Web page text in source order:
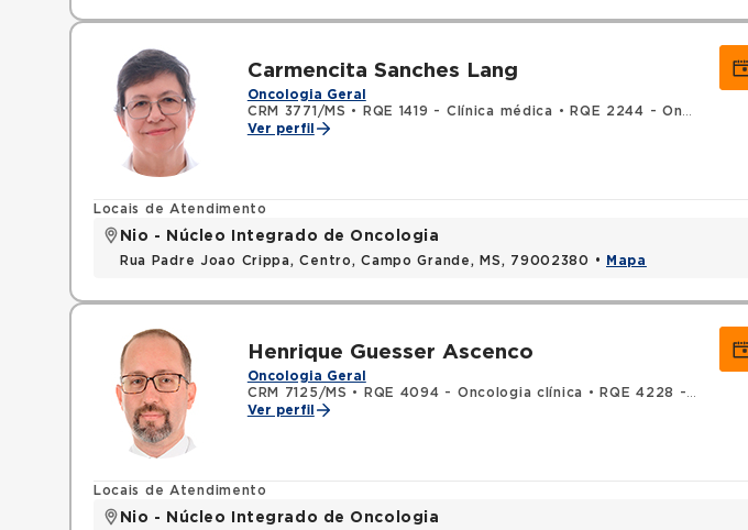
Carmencita Sanches Lang
Oncologia Geral
CRM 3771/MS • RQE 1419 - Clínica médica •
RQE 2244 - Oncologia clínica
Ver perfil
Locais de Atendimento
Nio - Núcleo Integrado de Oncologia
Rua Padre Joao Crippa, Centro, Campo Grande, MS, 79002380 • Mapa
Henrique Guesser Ascenco
Oncologia Geral
CRM 7125/MS • RQE 4094 - Oncologia clínica •
RQE 4228 - Clínica médica
Ver perfil
Locais de Atendimento
Nio - Núcleo Integrado de Oncologia